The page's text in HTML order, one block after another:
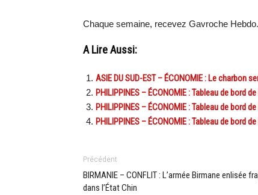
Chaque semaine, recevez Gavroche
A Lire Aussi:
ASIE DU SUD-EST – ÉCONOMIE : Le charbon
PHILIPPINES – ÉCONOMIE : Tableau de bord
PHILIPPINES – ÉCONOMIE : Tableau de bord
PHILIPPINES – ÉCONOMIE : Tableau de bord
Précédent
BIRMANIE – CONFLIT : L’armée Birmane enlisée
dans l’État Chin